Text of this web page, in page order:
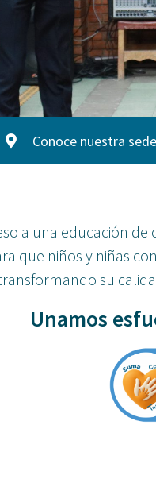
Conoce nuestra sede
a una educación
que niños y niñas
su
Unamos